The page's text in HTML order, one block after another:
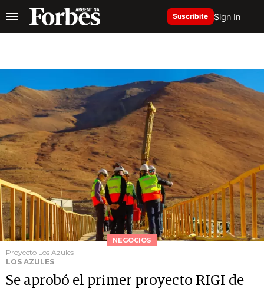
Suscribite Sign In
NEGOCIOS
Proyecto Los Azules
LOS AZULES
Se aprobó el primer proyecto RIGI de